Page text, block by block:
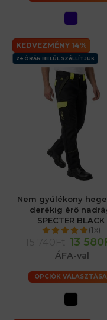
KEDVEZMÉNY 14%
24 ÓRÁN BELÜL SZÁLLÍTJUK
Nem gyúlékony
derékig érő
SPECTER BLACK
(1x)
13
ÁFA-val
OPCIÓK VÁLASZTÁSA